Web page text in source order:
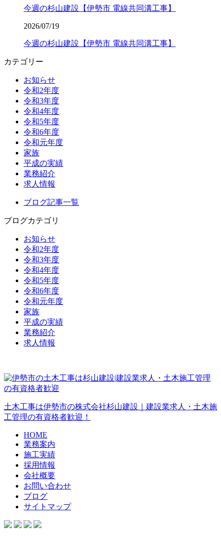
今週の杉山建設【伊勢市 電線共同溝工事】
2026/07/19
今週の杉山建設【伊勢市 電線共同溝工事】
カテゴリー
お知らせ
令和2年度
令和3年度
令和4年度
令和5年度
令和6年度
令和元年度
家族
平成の実績
業務紹介
求人情報
ブログ記事一覧
ブログカテゴリ
お知らせ
令和2年度
令和3年度
令和4年度
令和5年度
令和6年度
令和元年度
家族
平成の実績
業務紹介
求人情報
土木工事は伊勢市の株式会社杉山建設｜建設業求人・土木施
工管理の有資格者歓迎！
HOME
業務案内
施工実績
採用情報
会社概要
お問い合わせ
ブログ
サイトマップ